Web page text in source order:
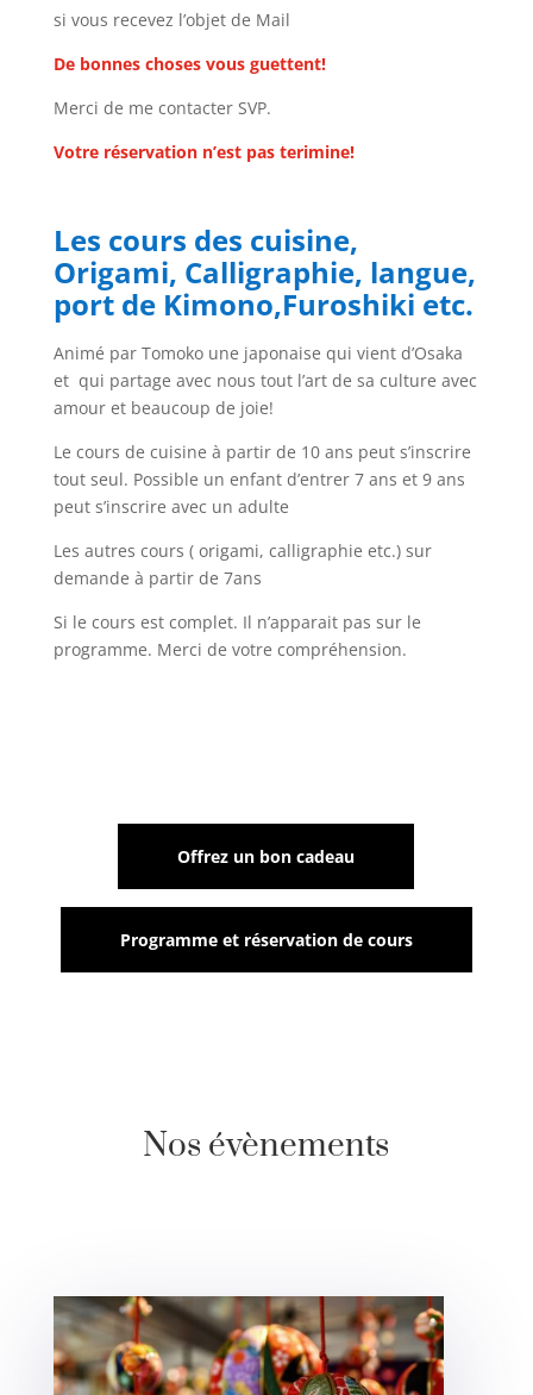
si vous recevez l’objet de Mail
De bonnes choses vous guettent!
Merci de me contacter SVP.
Votre réservation n’est pas terimine!
Les cours des cuisine,
Origami, Calligraphie, langue,
port de Kimono,Furoshiki etc.
Animé par Tomoko une japonaise qui vient d’Osaka
et qui partage avec nous tout l’art de sa culture avec
amour et beaucoup de joie!
Le cours de cuisine à partir de 10 ans peut s’inscrire
tout seul. Possible un enfant d’entrer 7 ans et 9 ans
peut s’inscrire avec un adulte
Les autres cours ( origami, calligraphie etc.) sur
demande à partir de 7ans
Si le cours est complet. Il n’apparait pas sur le
programme. Merci de votre compréhension.
Offrez un bon cadeau
Programme et réservation de cours
Nos évènements